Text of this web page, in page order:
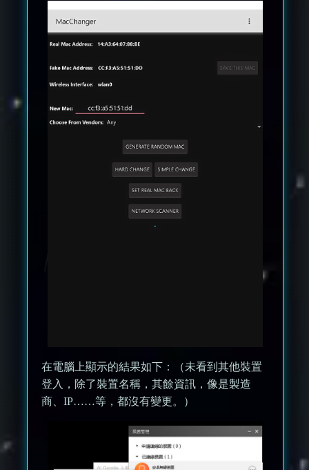
在電腦上顯示的結果如下：（未看到其他裝置
登入，除了裝置名稱，其餘資訊，像是製造
商、IP……等，都沒有變更。）